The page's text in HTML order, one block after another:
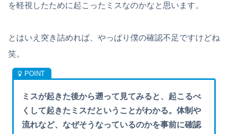
を軽視したために起こったミスなのかなと思います。
とはいえ突き詰めれば、やっぱり僕の確認不足ですけどね
笑。
ミスが起きた後から遡って見てみると、起こるべ
くして起きたミスだということがわかる。体制や
流れなど、なぜそうなっているのかを事前に確認